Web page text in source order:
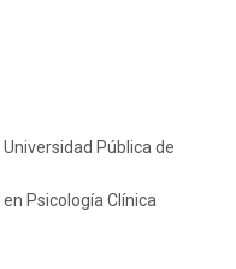
Pública de
Psicología Clínica